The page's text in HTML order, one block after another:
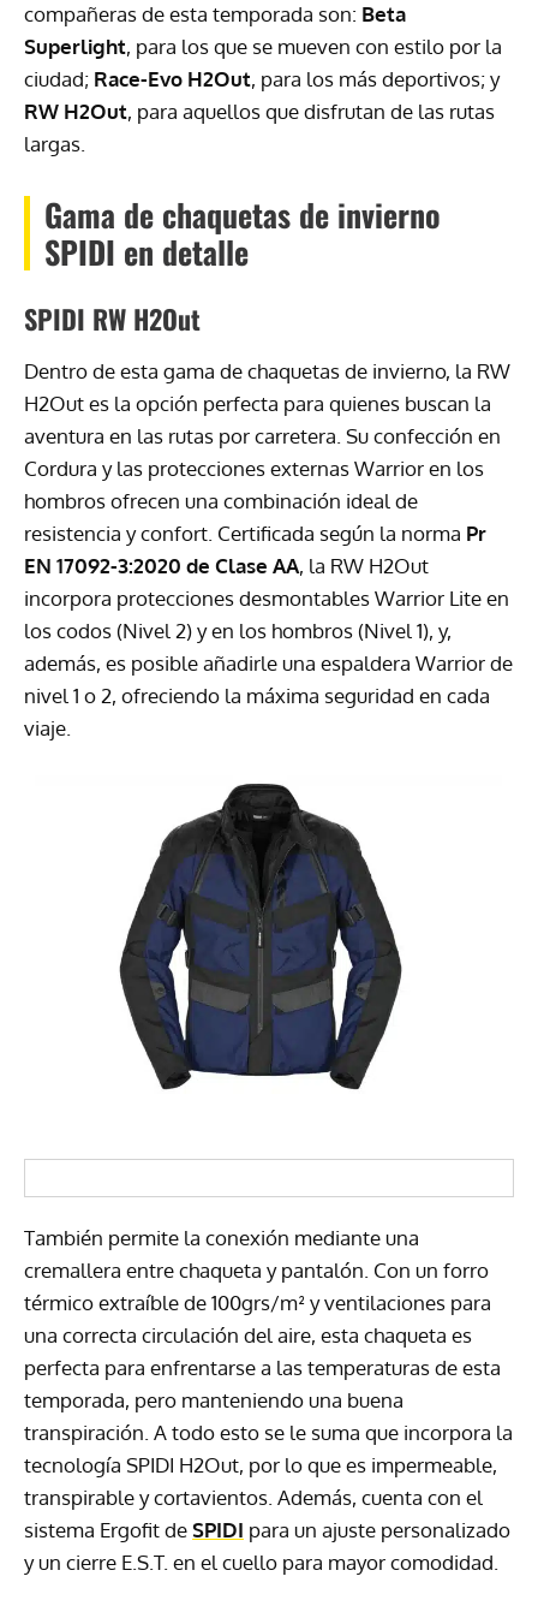
compañeras de esta temporada son: Beta
Superlight, para los que se mueven con estilo por la
ciudad; Race-Evo H2Out, para los más deportivos; y
RW H2Out, para aquellos que disfrutan de las rutas
largas.
Gama de chaquetas de invierno
SPIDI en detalle
SPIDI RW H2Out
Dentro de esta gama de chaquetas de invierno, la RW
H2Out es la opción perfecta para quienes buscan la
aventura en las rutas por carretera. Su confección en
Cordura y las protecciones externas Warrior en los
hombros ofrecen una combinación ideal de
resistencia y confort. Certificada según la norma Pr
EN 17092-3:2020 de Clase AA, la RW H2Out
incorpora protecciones desmontables Warrior Lite en
los codos (Nivel 2) y en los hombros (Nivel 1), y,
además, es posible añadirle una espaldera Warrior de
nivel 1 o 2, ofreciendo la máxima seguridad en cada
viaje.
También permite la conexión mediante una
cremallera entre chaqueta y pantalón. Con un forro
térmico extraíble de 100grs/m² y ventilaciones para
una correcta circulación del aire, esta chaqueta es
perfecta para enfrentarse a las temperaturas de esta
temporada, pero manteniendo una buena
transpiración. A todo esto se le suma que incorpora la
tecnología SPIDI H2Out, por lo que es impermeable,
transpirable y cortavientos. Además, cuenta con el
sistema Ergofit deSPIDI para un ajuste personalizado
y un cierre E.S.T. en el cuello para mayor comodidad.